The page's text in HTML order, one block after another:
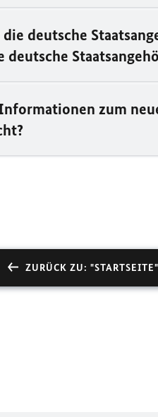
deutsche
zum
ZURÜCK ZU: "STARTSEITE"